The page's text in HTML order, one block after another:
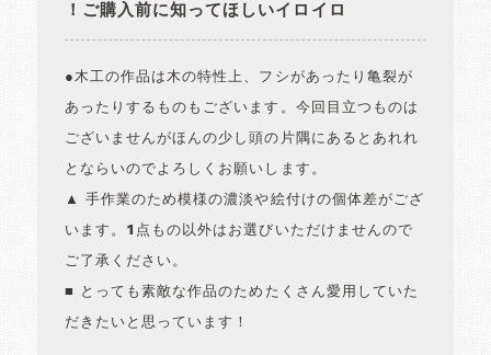
！ご購入前に知ってほしいイロイロ
●木工の作品は木の特性上、フシがあったり亀裂が
あったりするものもございます。今回目立つものは
ございませんがほんの少し頭の片隅にあるとあれれ
とならいのでよろしくお願いします。
▲ 手作業のため模様の濃淡や絵付けの個体差がござ
います。1点もの以外はお選びいただけませんので
ご了承ください。
■ とっても素敵な作品のためたくさん愛用していた
だきたいと思っています！